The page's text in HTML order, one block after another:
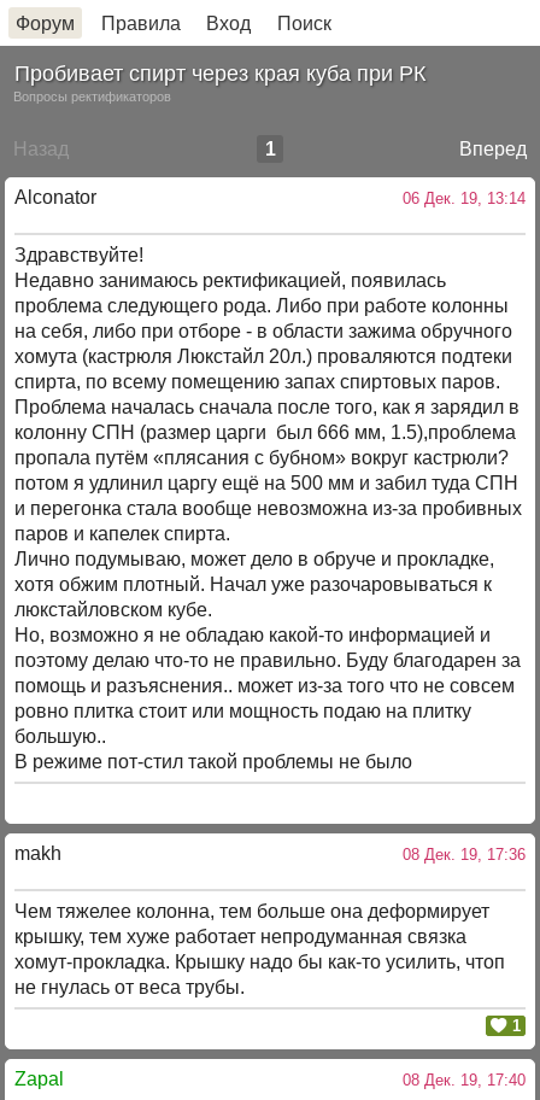
Форум Правила Вход Поиск
Пробивает спирт через края куба при РК
Вопросы ректификаторов
Назад Вперед
1
Alconator 06 Дек. 19, 13:14
Здравствуйте!
Недавно занимаюсь ректификацией, появилась
проблема следующего рода. Либо при работе колонны
на себя, либо при отборе - в области зажима обручного
хомута (кастрюля Люкстайл 20л.) проваляются подтеки
спирта, по всему помещению запах спиртовых паров.
Проблема началась сначала после того, как я зарядил в
колонну СПН (размер царги был 666 мм, 1.5),проблема
пропала путём «плясания с бубном» вокруг кастрюли?
потом я удлинил царгу ещё на 500 мм и забил туда СПН
и перегонка стала вообще невозможна из-за пробивных
паров и капелек спирта.
Лично подумываю, может дело в обруче и прокладке,
хотя обжим плотный. Начал уже разочаровываться к
люкстайловском кубе.
Но, возможно я не обладаю какой-то информацией и
поэтому делаю что-то не правильно. Буду благодарен за
помощь и разъяснения.. может из-за того что не совсем
ровно плитка стоит или мощность подаю на плитку
большую..
В режиме пот-стил такой проблемы не было
makh 08 Дек. 19, 17:36
Чем тяжелее колонна, тем больше она деформирует
крышку, тем хуже работает непродуманная связка
хомут-прокладка. Крышку надо бы как-то усилить, чтоп
не гнулась от веса трубы.
1
Zapal 08 Дек. 19, 17:40